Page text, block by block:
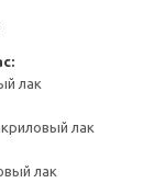
лак
лак
лак